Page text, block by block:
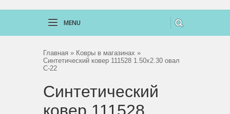
MENU
Главная » Ковры в магазинах »
Синтетический ковер 111528 1.50х2.30 овал
C-22
Синтетический